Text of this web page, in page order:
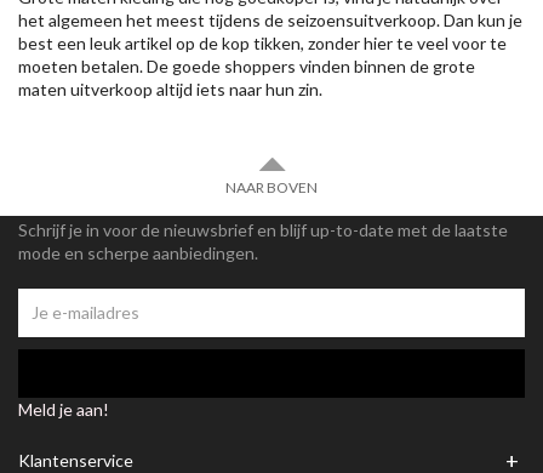
het algemeen het meest tijdens de seizoensuitverkoop. Dan kun je
best een leuk artikel op de kop tikken, zonder hier te veel voor te
moeten betalen. De goede shoppers vinden binnen de grote
maten uitverkoop altijd iets naar hun zin.
NAAR BOVEN
Schrijf je in voor de nieuwsbrief en blijf up-to-date met de laatste
mode en scherpe aanbiedingen.
Meld je aan!
Klantenservice +